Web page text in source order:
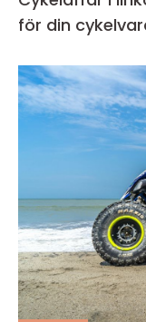
för din